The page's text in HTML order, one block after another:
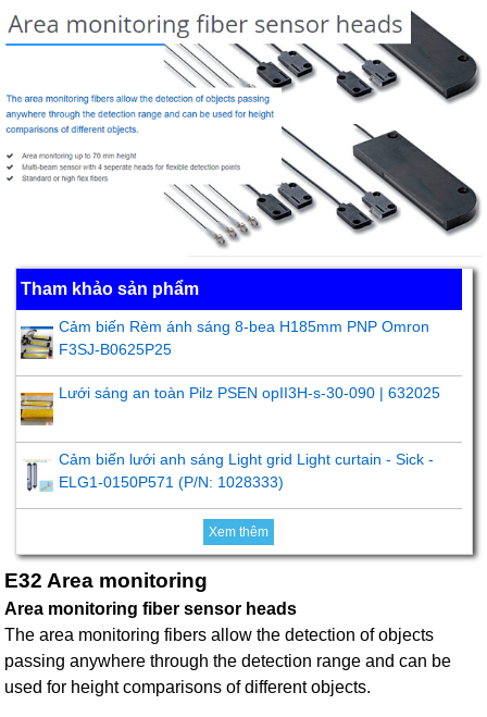
Tham khảo sản phẩm
Cảm biến Rèm ánh sáng 8-bea H185mm PNP Omron
F3SJ-B0625P25
Lưới sáng an toàn Pilz PSEN opII3H-s-30-090 | 632025
Cảm biến lưới anh sáng Light grid Light curtain - Sick -
ELG1-0150P571 (P/N: 1028333)
Xem thêm
E32 Area monitoring
Area monitoring fiber sensor heads
The area monitoring fibers allow the detection of objects
passing anywhere through the detection range and can be
used for height comparisons of different objects.